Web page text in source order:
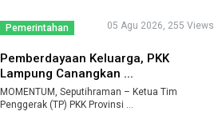
Pemerintahan 05 Agu 2026, 255 Views
Pemberdayaan Keluarga, PKK
Lampung Canangkan ...
MOMENTUM, Seputihraman – Ketua Tim
Penggerak (TP) PKK Provinsi ...